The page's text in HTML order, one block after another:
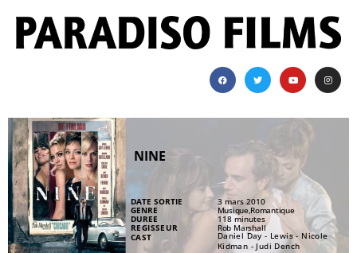
NINE
DATE SORTIE
GENRE
DUREE
REGISSEUR
CAST
3 mars 2010
Musique,Romantique
118 minutes
Rob Marshall
Daniel Day - Lewis - Nicole
Kidman - Judi Dench